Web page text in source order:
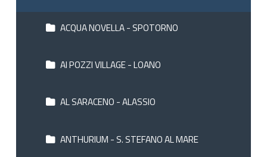
ACQUA NOVELLA - SPOTORNO
AI POZZI VILLAGE - LOANO
AL SARACENO - ALASSIO
ANTHURIUM - S. STEFANO AL MARE